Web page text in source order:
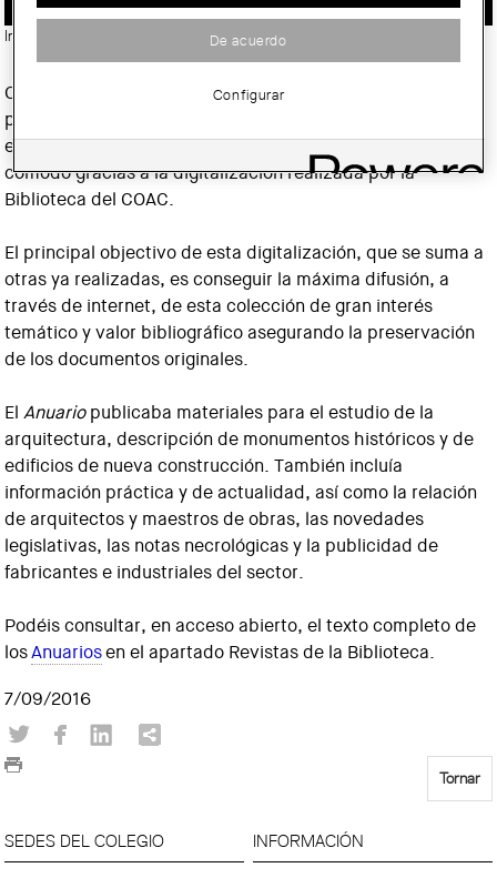
Imatge: © Col·legi d'Arquitectes de Catalunya (COAC)
Consultar la información contenida en los 27
publicados por la Asociación de Arquitectos de Cataluña
entre los años 1899-1930 es ahora más fácil, rápido y
cómodo gracias a la digitalización realizada por la
Biblioteca del COAC.
El principal objectivo de esta digitalización, que se suma a
otras ya realizadas, es conseguir la máxima difusión, a
través de internet, de esta colección de gran interés
temático y valor bibliográfico asegurando la preservación
de los documentos originales.
ElAnuariopublicaba materiales para el estudio de la
arquitectura, descripción de monumentos históricos y de
edificios de nueva construcción. También incluía
información práctica y de actualidad, así como la relación
de arquitectos y maestros de obras, las novedades
legislativas, las notas necrológicas y la publicidad de
fabricantes e industriales del sector.
Podéis consultar, en acceso abierto, el texto completo de
losAnuariosen el apartado Revistas de la Biblioteca.
7/09/2016
Tornar
SEDES DEL COLEGIO INFORMACIÓN
De acuerdo
Configurar